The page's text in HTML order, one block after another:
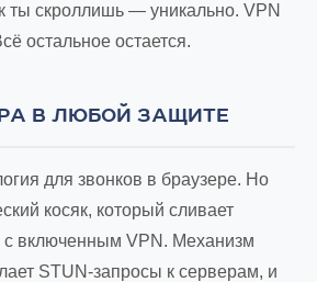
ты скроллишь — уникально. VPN
остальное остается.
В ЛЮБОЙ ЗАЩИТЕ
для звонков в браузере. Но
косяк, который сливает
включенным VPN. Механизм
STUN-запросы к серверам, и